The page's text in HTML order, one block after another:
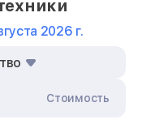
2026 г.
Стоимость